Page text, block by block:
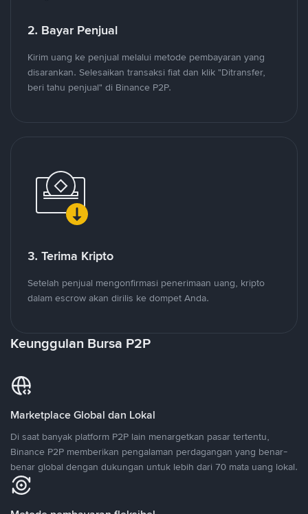
2. Bayar Penjual
Kirim uang ke penjual melalui metode pembayaran yang
disarankan. Selesaikan transaksi fiat dan klik "Ditransfer,
beri tahu penjual" di Binance P2P.
3. Terima Kripto
Setelah penjual mengonfirmasi penerimaan uang, kripto
dalam escrow akan dirilis ke dompet Anda.
Keunggulan Bursa P2P
Marketplace Global dan Lokal
Di saat banyak platform P2P lain menargetkan pasar tertentu,
Binance P2P memberikan pengalaman perdagangan yang benar-
benar global dengan dukungan untuk lebih dari 70 mata uang lokal.